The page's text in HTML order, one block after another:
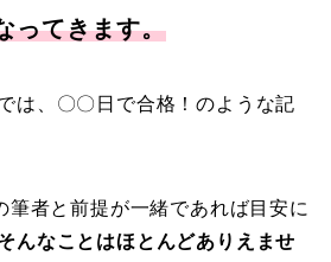
ってきます。
は、〇〇日で合格！のような記
筆者と前提が一緒であれば目安に
んなことはほとんどありえませ